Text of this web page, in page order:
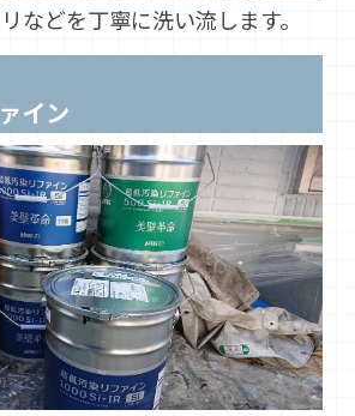
などを丁寧に洗い流します。
イン